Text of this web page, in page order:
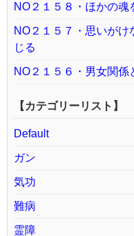
NO２１５８・ほかの魂
NO２１５７・思いが
じる
NO２１５６・男女関係
【カテゴリーリスト】
Default
ガン
気功
難病
霊障